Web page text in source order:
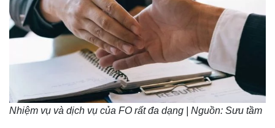
Nhiệm vụ và dịch vụ của FO rất đa dạng | Nguồn: Sưu tầm